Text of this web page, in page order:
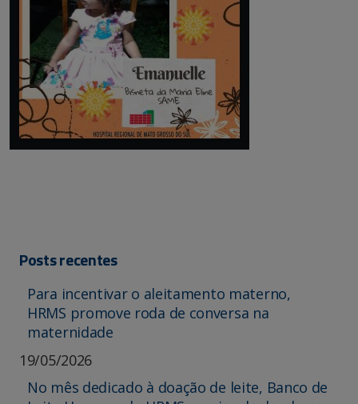
Posts recentes
Para incentivar o aleitamento materno,
HRMS promove roda de conversa na
maternidade
19/05/2026
No mês dedicado à doação de leite, Banco de